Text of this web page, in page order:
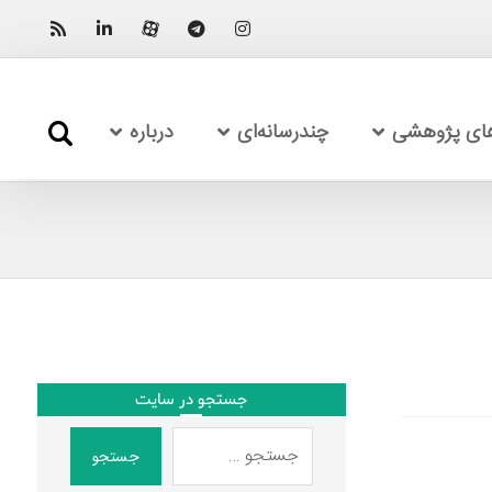
پژوهشی چندرسانه‌ای درباره
جستجو در سایت
جستجو